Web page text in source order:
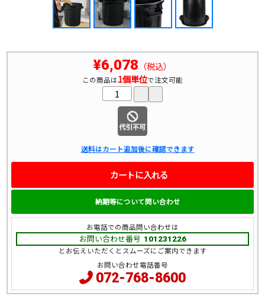
¥6,078 （税込）
この商品は1個単位で注文可能
送料はカート追加後に確認できます
カートに入れる
納期等について問い合わせ
お電話での商品問い合わせは
お問い合わせ番号 101231226
とお伝えいただくとスムーズにご案内できます
お問い合わせ電話番号
072-768-8600